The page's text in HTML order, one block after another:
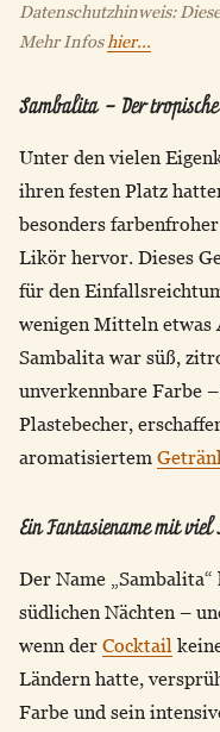
Datenschutzhinweis:
Mehr Infoshier...
Sambalita – Der
Unter den vielen
ihren festen Platz
besonders
Likör hervor. Dieses
für den
wenigen Mitteln etwas
Sambalita war süß,
unverkennbare Farbe
Plastebecher,
aromatisiertem
Ein Fantasiename mit
Der Name
südlichen Nächten –
wenn der Cocktail
Ländern hatte,
Farbe und sein